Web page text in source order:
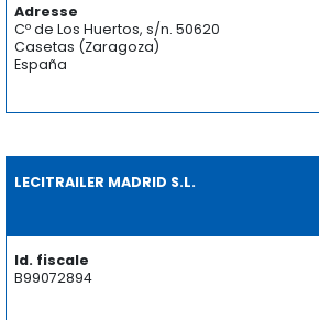
Adresse
Cº de Los Huertos, s/n. 50620
Casetas (Zaragoza)
España
LECITRAILER MADRID S.L.
Id. fiscale
B99072894